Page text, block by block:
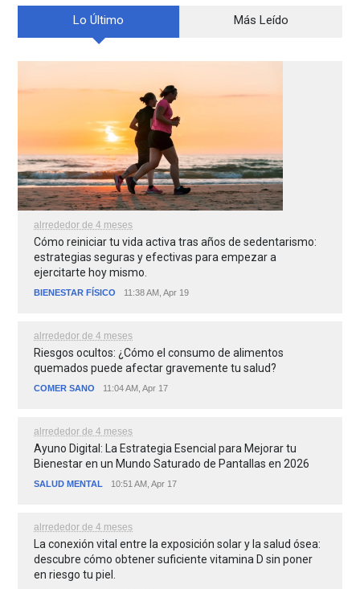
Lo Último Más Leído
alrrededor de 4 meses
Cómo reiniciar tu vida activa tras años de sedentarismo:
estrategias seguras y efectivas para empezar a
ejercitarte hoy mismo.
BIENESTAR FÍSICO 11:38 AM, Apr 19
alrrededor de 4 meses
Riesgos ocultos: ¿Cómo el consumo de alimentos
quemados puede afectar gravemente tu salud?
COMER SANO 11:04 AM, Apr 17
alrrededor de 4 meses
Ayuno Digital: La Estrategia Esencial para Mejorar tu
Bienestar en un Mundo Saturado de Pantallas en 2026
SALUD MENTAL 10:51 AM, Apr 17
alrrededor de 4 meses
La conexión vital entre la exposición solar y la salud ósea:
descubre cómo obtener suficiente vitamina D sin poner
en riesgo tu piel.